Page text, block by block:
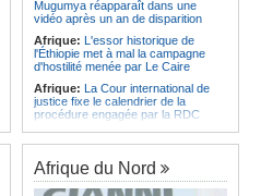
Mugumya réapparaît dans une
vidéo après un an de disparition
Afrique: L'essor historique de
l'Éthiopie met à mal la campagne
d'hostilité menée par Le Caire
Afrique: La Cour international de
justice fixe le calendrier de la
procédure engagée par la RDC
Soudan:Le pays échange avec le
président de l'UA sur l'évolution de la
situation et la visite du Conseil de
paix à Khartoum
Afrique du Nord